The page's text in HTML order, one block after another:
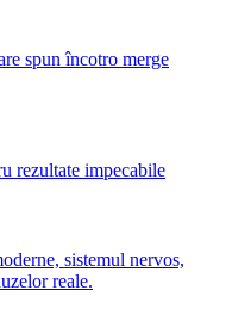
spun încotro merge
rezultate impecabile
sistemul nervos,
reale.